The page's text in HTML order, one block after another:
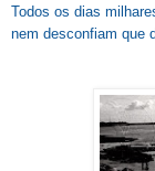
Todos os dias
nem desconfiam que